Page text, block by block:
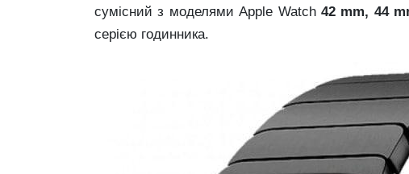
сумісний з моделями Apple Watch 42 mm, 44
серією годинника.